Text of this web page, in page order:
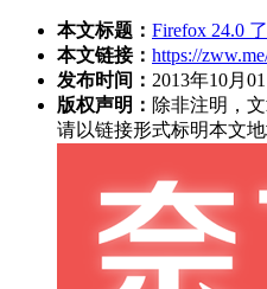
本文标题： Firefox 24.0
本文链接： https://
发布时间： 2013年10月
版权声明： 除非注明，
请以链接形式标明本文地